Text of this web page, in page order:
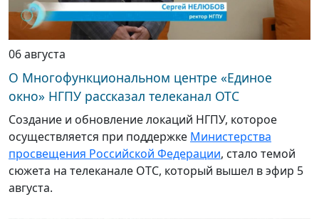
06 августа
О Многофункциональном центре «Единое
окно» НГПУ рассказал телеканал ОТС
Создание и обновление локаций НГПУ, которое
осуществляется при поддержке Министерства
просвещения Российской Федерации, стало темой
сюжета на телеканале ОТС, который вышел в эфир 5
августа.